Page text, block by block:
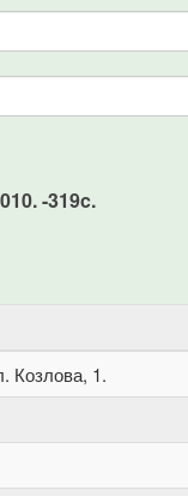
-319c.
Козлова, 1.